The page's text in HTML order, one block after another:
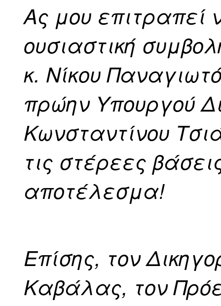
Ας μου επιτραπεί
ουσιαστική
κ. Νίκου
πρώην Υπουργού
Κωνσταντίνου
τις στέρεες
αποτέλεσμα!
Επίσης, τον
Καβάλας, τον